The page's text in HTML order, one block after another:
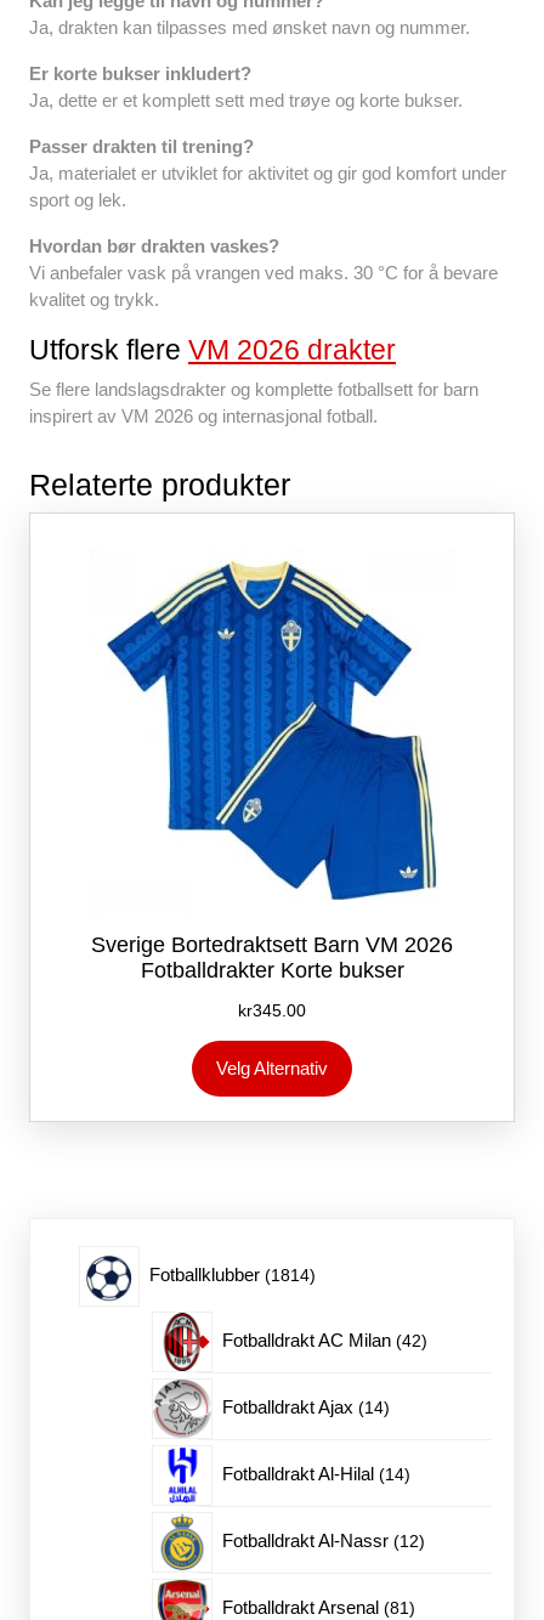
Ja, drakten kan tilpasses med ønsket navn og nummer.
Er korte bukser inkludert?
Ja, dette er et komplett sett med trøye og korte bukser.
Passer drakten til trening?
Ja, materialet er utviklet for aktivitet og gir god komfort under
sport og lek.
Hvordan bør drakten vaskes?
Vi anbefaler vask på vrangen ved maks. 30 °C for å bevare
kvalitet og trykk.
Utforsk flere VM 2026 drakter
Se flere landslagsdrakter og komplette fotballsett for barn
inspirert av VM 2026 og internasjonal fotball.
Relaterte produkter
Sverige Bortedraktsett Barn VM 2026
Fotballdrakter Korte bukser
kr345.00
Velg Alternativ
produktet
flere
Fotballklubber 18141814
Fotballdrakt AC Milan 4242
Fotballdrakt Ajax 1414
Fotballdrakt Al-Hilal 1414
Fotballdrakt Al-Nassr 1212
Fotballdrakt Arsenal 8181